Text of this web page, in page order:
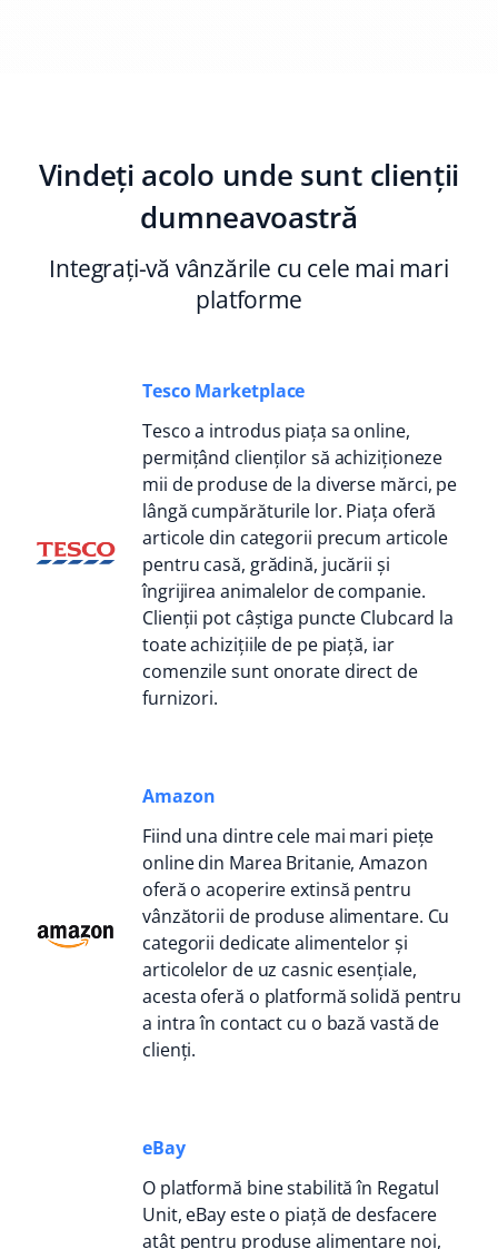
Vindeți acolo unde sunt clienții
dumneavoastră
Integrați-vă vânzările cu cele mai mari
platforme
Tesco Marketplace
Tesco a introdus piața sa online,
permițând clienților să achiziționeze
mii de produse de la diverse mărci, pe
lângă cumpărăturile lor. Piața oferă
articole din categorii precum articole
pentru casă, grădină, jucării și
îngrijirea animalelor de companie.
Clienții pot câștiga puncte Clubcard la
toate achizițiile de pe piață, iar
comenzile sunt onorate direct de
furnizori.
Amazon
Fiind una dintre cele mai mari piețe
online din Marea Britanie, Amazon
oferă o acoperire extinsă pentru
vânzătorii de produse alimentare. Cu
categorii dedicate alimentelor și
articolelor de uz casnic esențiale,
acesta oferă o platformă solidă pentru
a intra în contact cu o bază vastă de
clienți.
eBay
O platformă bine stabilită în Regatul
Unit, eBay este o piață de desfacere
atât pentru produse alimentare noi,